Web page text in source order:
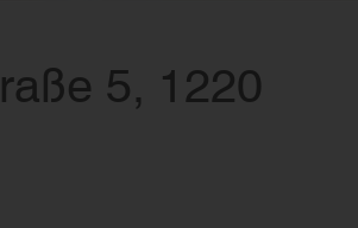
5, 1220